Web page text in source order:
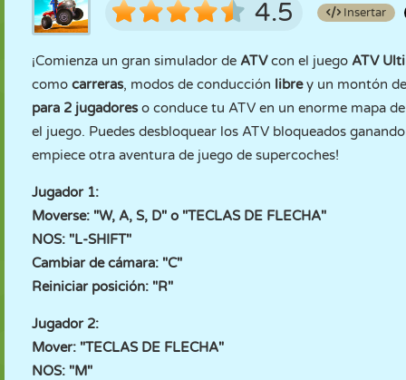
4.5 Insertar
¡Comienza un gran simulador de ATVcon el juego ATV
como carreras, modos de conducción librey un montón
para 2 jugadoreso conduce tu ATV en un enorme mapa
el juego. Puedes desbloquear los ATV bloqueados
empiece otra aventura de juego de supercoches!
Jugador 1:
Moverse: "W, A, S, D" o "TECLAS DE FLECHA"
NOS: "L-SHIFT"
Cambiar de cámara: "C"
Reiniciar posición: "R"
Jugador 2:
Mover: "TECLAS DE FLECHA"
NOS: "M"